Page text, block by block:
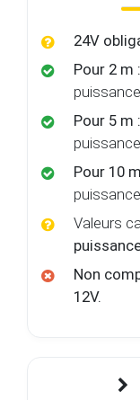
Pour 2 m :
puissance
Pour 5 m :
puissance
Pour 10 m :
puissance
Valeurs
Non
12V.